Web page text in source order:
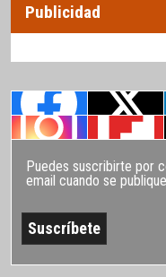
Publicidad
Puedes suscribirte por
email cuando se